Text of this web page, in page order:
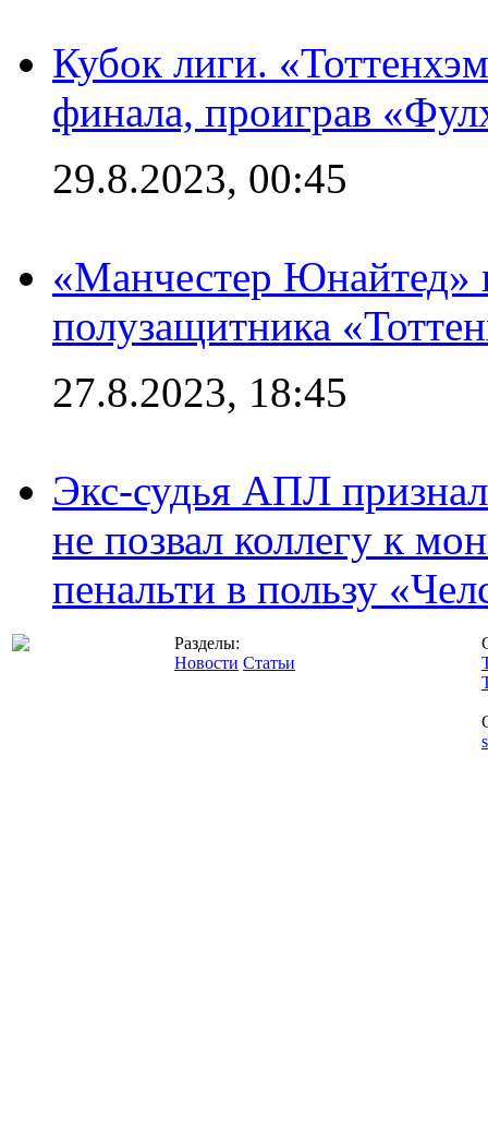
Кубок лиги.
финала, проиграв
29.8.2023, 00:45
«Манчестер Юнайтед»
полузащитника
27.8.2023, 18:45
Экс-судья АПЛ
не позвал коллегу к
пенальти в пользу
Разделы:
Новости Статьи